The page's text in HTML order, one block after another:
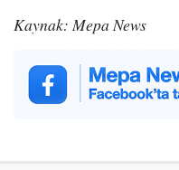
Kaynak: Mepa News